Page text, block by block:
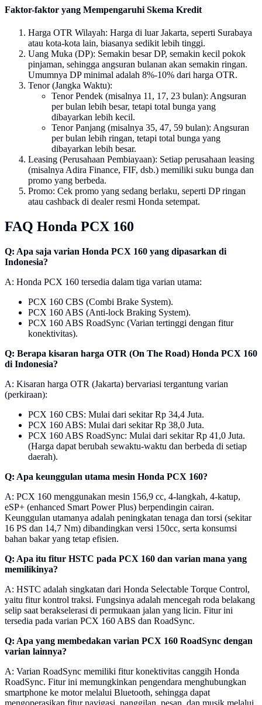
Faktor-faktor yang Mempengaruhi Skema Kredit
Harga OTR Wilayah: Harga di luar Jakarta, seperti Surabaya
atau kota-kota lain, biasanya sedikit lebih tinggi.
Uang Muka (DP): Semakin besar DP, semakin kecil pokok
pinjaman, sehingga angsuran bulanan akan semakin ringan.
Umumnya DP minimal adalah 8%-10% dari harga OTR.
Tenor (Jangka Waktu):
Tenor Pendek (misalnya 11, 17, 23 bulan): Angsuran
per bulan lebih besar, tetapi total bunga yang
dibayarkan lebih kecil.
Tenor Panjang (misalnya 35, 47, 59 bulan): Angsuran
per bulan lebih ringan, tetapi total bunga yang
dibayarkan lebih besar.
Leasing (Perusahaan Pembiayaan): Setiap perusahaan leasing
(misalnya Adira Finance, FIF, dsb.) memiliki suku bunga dan
promo yang berbeda.
Promo: Cek promo yang sedang berlaku, seperti DP ringan
atau cashback di dealer resmi Honda setempat.
FAQ Honda PCX 160
Q: Apa saja varian Honda PCX 160 yang dipasarkan di
Indonesia?
A: Honda PCX 160 tersedia dalam tiga varian utama:
PCX 160 CBS (Combi Brake System).
PCX 160 ABS (Anti-lock Braking System).
PCX 160 ABS RoadSync (Varian tertinggi dengan fitur
konektivitas).
Q: Berapa kisaran harga OTR (On The Road) Honda PCX 160
di Indonesia?
A: Kisaran harga OTR (Jakarta) bervariasi tergantung varian
(perkiraan):
PCX 160 CBS: Mulai dari sekitar Rp 34,4 Juta.
PCX 160 ABS: Mulai dari sekitar Rp 38,0 Juta.
PCX 160 ABS RoadSync: Mulai dari sekitar Rp 41,0 Juta.
(Harga dapat berubah sewaktu-waktu dan berbeda di setiap
daerah).
Q: Apa keunggulan utama mesin Honda PCX 160?
A: PCX 160 menggunakan mesin 156,9 cc, 4-langkah, 4-katup,
eSP+ (enhanced Smart Power Plus) berpendingin cairan.
Keunggulan utamanya adalah peningkatan tenaga dan torsi (sekitar
16 PS dan 14,7 Nm) dibandingkan versi 150cc, serta konsumsi
bahan bakar yang tetap efisien.
Q: Apa itu fitur HSTC pada PCX 160 dan varian mana yang
memilikinya?
A: HSTC adalah singkatan dari Honda Selectable Torque Control,
yaitu fitur kontrol traksi. Fungsinya adalah mencegah roda belakang
selip saat berakselerasi di permukaan jalan yang licin. Fitur ini
tersedia pada varian PCX 160 ABS dan RoadSync.
Q: Apa yang membedakan varian PCX 160 RoadSync dengan
varian lainnya?
A: Varian RoadSync memiliki fitur konektivitas canggih Honda
RoadSync. Fitur ini memungkinkan pengendara menghubungkan
smartphone ke motor melalui Bluetooth, sehingga dapat
mengoperasikan fitur navigasi, panggilan, pesan, dan musik melalui